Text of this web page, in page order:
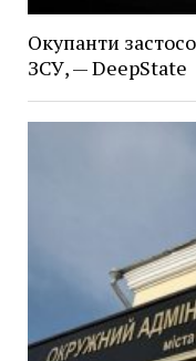
Окупанти
ЗСУ, — DeepState